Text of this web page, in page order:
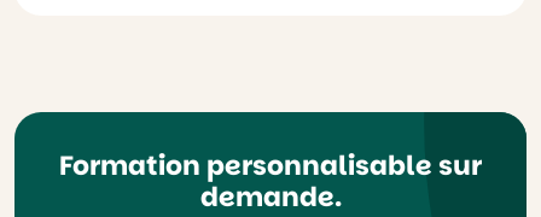
Formation personnalisable sur
demande.